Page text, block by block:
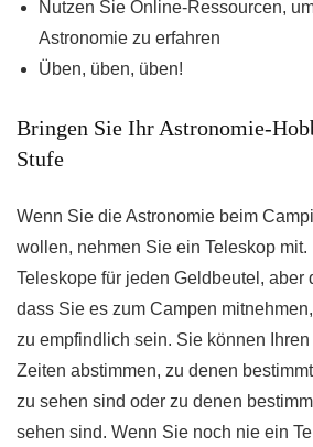
Nutzen Sie Online-Ressourcen,
Astronomie zu erfahren
Üben, üben, üben!
Bringen Sie Ihr Astronomie-
Stufe
Wenn Sie die Astronomie beim
wollen, nehmen Sie ein Teleskop
Teleskope für jeden Geldbeutel, aber
dass Sie es zum Campen
zu empfindlich sein. Sie können
Zeiten abstimmen, zu denen
zu sehen sind oder zu denen
sehen sind. Wenn Sie noch nie ein